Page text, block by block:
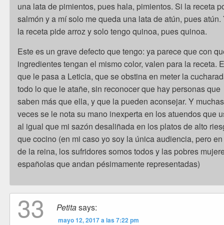
una lata de pimientos, pues hala, pimientos. Si la receta
salmón y a mí solo me queda una lata de atún, pues atún.
la receta pide arroz y solo tengo quinoa, pues quinoa.
Este es un grave defecto que tengo: ya parece que con
ingredientes tengan el mismo color, valen para la receta.
que le pasa a Leticia, que se obstina en meter la
todo lo que le atañe, sin reconocer que hay personas que
saben más que ella, y que la pueden aconsejar. Y muchas
veces se le nota su mano inexperta en los atuendos que
al igual que mi sazón desaliñada en los platos de alto
que cocino (en mi caso yo soy la única audiencia, pero
de la reina, los sufridores somos todos y las pobres
españolas que andan pésimamente representadas)
33 Petitasays:
mayo 12, 2017 a las 7:22 pm